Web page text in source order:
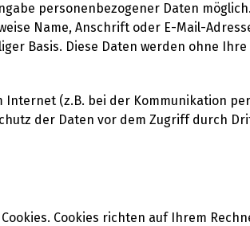
personenbezogener Daten
Name, Anschrift oder E-Mail-
Basis. Diese Daten werden ohne
(z.B. bei der Kommunikation
der Daten vor dem Zugriff durch
Cookies richten auf Ihrem